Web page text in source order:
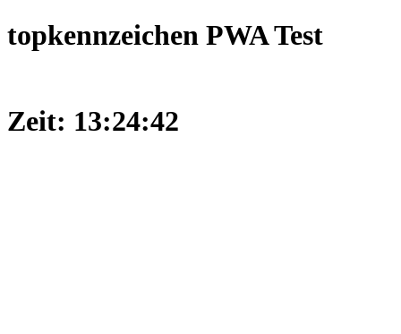
topkennzeichen PWA Test
Zeit: 13:24:42